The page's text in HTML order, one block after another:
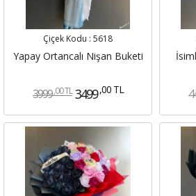
Çiçek Kodu : 5618
Yapay Ortancalı Nişan Buketi
3999 ,00 TL 3499 ,00 TL